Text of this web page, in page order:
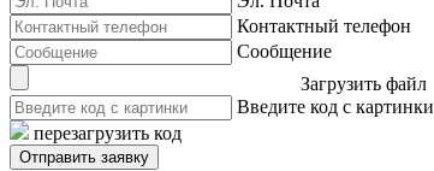
Контактный телефон
Сообщение
Загрузить файл
Введите код с картинки
перезагрузить код